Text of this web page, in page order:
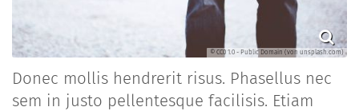
© CC0 1.0 - Public Domain (von unsplash.com)
Donec mollis hendrerit risus. Phasellus nec
sem in justo pellentesque facilisis. Etiam